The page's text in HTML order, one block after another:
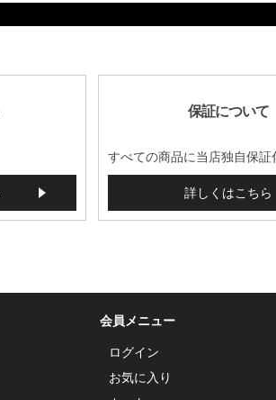
保証について
すべての商品に当店独自保証
詳しくはこちら
会員メニュー
ログイン
お気に入り